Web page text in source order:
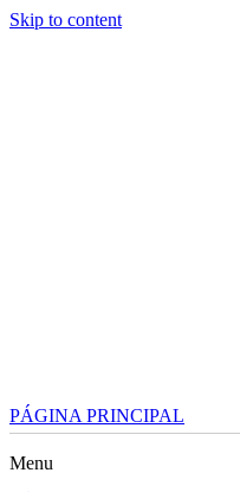
Skip to content
PÁGINA PRINCIPAL
Menu